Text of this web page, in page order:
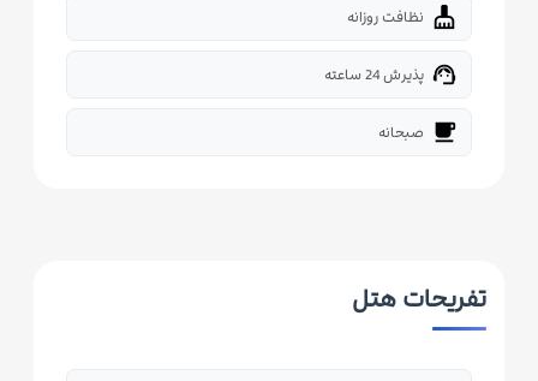
cleaning_services نظافت روزانه
support_agent پذیرش 24 ساعته
free_breakfast صبحانه
تفریحات هتل